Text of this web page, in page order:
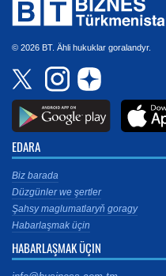
© 2026 BT. Ähli hukuklar goralandyr.
EDARA
Biz barada
Düzgünler we şertler
Şahsy maglumatlaryň goragy
Habarlaşmak üçin
HABARLAŞMAK ÜÇIN